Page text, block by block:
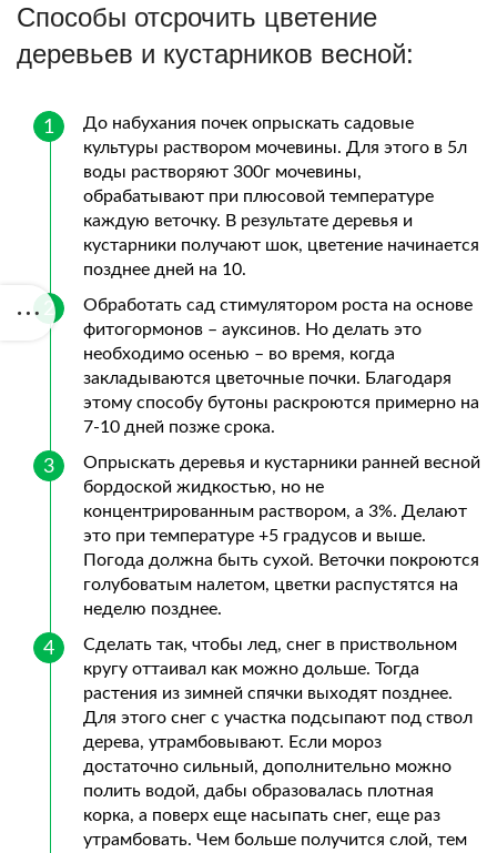
Способы отсрочить цветение
деревьев и кустарников весной:
До набухания почек опрыскать садовые
культуры раствором мочевины. Для этого в 5л
воды растворяют 300г мочевины,
обрабатывают при плюсовой температуре
каждую веточку. В результате деревья и
кустарники получают шок, цветение начинается
позднее дней на 10.
Обработать сад стимулятором роста на основе
фитогормонов – ауксинов. Но делать это
необходимо осенью – во время, когда
закладываются цветочные почки. Благодаря
этому способу бутоны раскроются примерно на
7-10 дней позже срока.
Опрыскать деревья и кустарники ранней весной
бордоской жидкостью, но не
концентрированным раствором, а 3%. Делают
это при температуре +5 градусов и выше.
Погода должна быть сухой. Веточки покроются
голубоватым налетом, цветки распустятся на
неделю позднее.
Сделать так, чтобы лед, снег в приствольном
кругу оттаивал как можно дольше. Тогда
растения из зимней спячки выходят позднее.
Для этого снег с участка подсыпают под ствол
дерева, утрамбовывают. Если мороз
достаточно сильный, дополнительно можно
полить водой, дабы образовалась плотная
корка, а поверх еще насыпать снег, еще раз
утрамбовать. Чем больше получится слой, тем